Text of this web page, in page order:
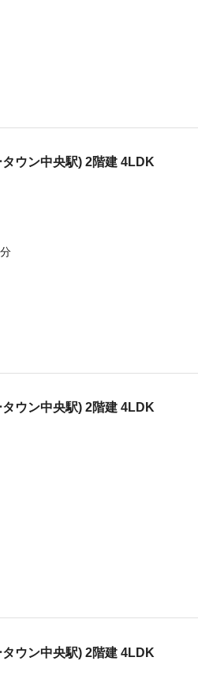
ウン中央駅) 2階建 4LDK
ウン中央駅) 2階建 4LDK
ウン中央駅) 2階建 4LDK